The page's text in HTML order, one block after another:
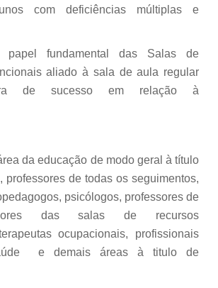
com deficiências múltiplas e
papel fundamental das Salas de
aliado à sala de aula regular
de sucesso em relação à
da educação de modo geral à título
professores de todas os seguimentos,
psicólogos, professores de
das salas de recursos
ocupacionais, profissionais
e demais áreas à titulo de